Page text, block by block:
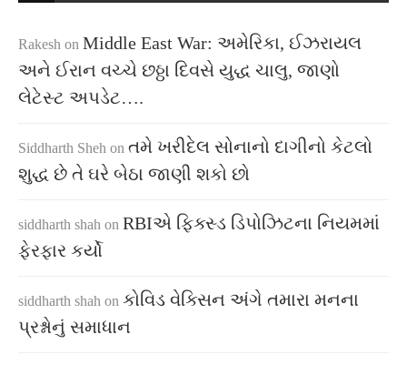
Rakesh on Middle East War: અમેરિકા, ઈઝરાયલ
અને ઈરાન વચ્ચે છઠ્ઠા દિવસે યુદ્ધ ચાલુ, જાણો
લેટેસ્ટ અપડેટ….
Siddharth Sheh on તમે ખરીદેલ સોનાનો દાગીનો કેટલો
શુદ્ધ છે તે ઘરે બેઠા જાણી શકો છો
siddharth shah on RBIએ ફિક્સ્ડ ડિપોઝિટના નિયમમાં
ફેરફાર કર્યો
siddharth shah on કોવિડ વેક્સિન અંગે તમારા મનના
પ્રશ્નોનું સમાધાન